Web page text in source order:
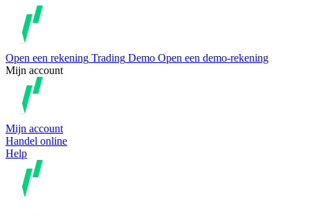
Open een rekening Trading Demo Open een demo-rekening
Mijn account
Mijn account
Handel online
Help